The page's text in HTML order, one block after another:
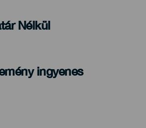
Nélkül
ingyenes